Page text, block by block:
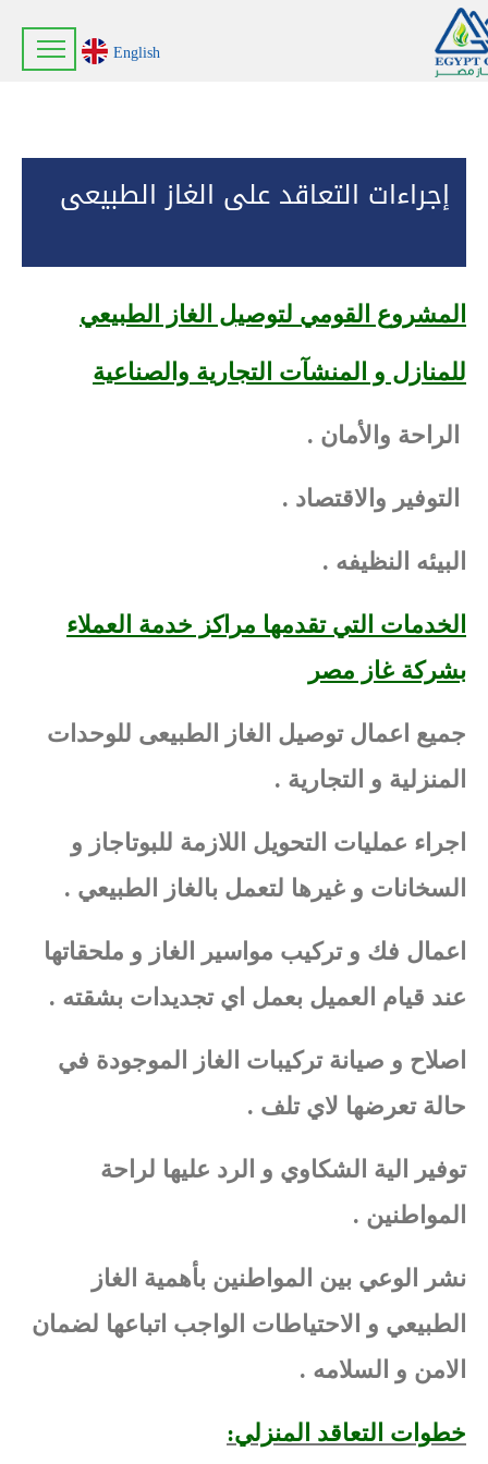
English
إجراءات التعاقد على الغاز الطبيعى
المشروع القومي لتوصيل الغاز الطبيعي
للمنازل و المنشآت التجارية والصناعية
الراحة والأمان .
التوفير والاقتصاد .
البيئه النظيفه .
الخدمات التي تقدمها مراكز خدمة العملاء
بشركة غاز مصر
جميع اعمال توصيل الغاز الطبيعى للوحدات
المنزلية و التجارية .
اجراء عمليات التحويل اللازمة للبوتاجاز و
السخانات و غيرها لتعمل بالغاز الطبيعي .
اعمال فك و تركيب مواسير الغاز و ملحقاتها
عند قيام العميل بعمل اي تجديدات بشقته .
اصلاح و صيانة تركيبات الغاز الموجودة في
حالة تعرضها لاي تلف .
توفير الية الشكاوي و الرد عليها لراحة
المواطنين .
نشر الوعي بين المواطنين بأهمية الغاز
الطبيعي و الاحتياطات الواجب اتباعها لضمان
الامن و السلامه .
خطوات التعاقد المنزلي: